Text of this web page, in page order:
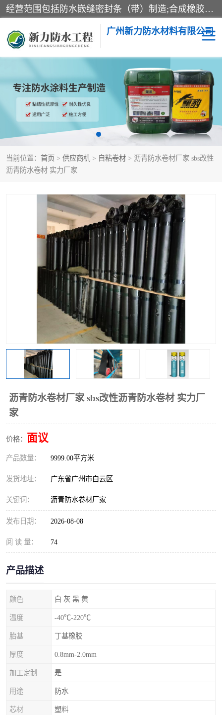
经营范围包括防水嵌缝密封条（带）制造;合成橡胶制造（监控化学品、危险化学品除外）;沥青混合物制造;防水胶粘带制造;其他合成材料制造（监控化学品、危险化学品除外）;涂料制造（监控化学品、危险化学品除外）;建筑结构防水补漏;防水建筑材料制造;粘合剂制造（监控化学品、危险化学品除外）;涂料零售;广州新力防水材料有限公司具有1处分支机构。
广州新力防水材料有限公司
当前位置： 首页 > 供应商机 > 自粘卷材 > 沥青防水卷材厂家 sbs改性
沥青防水卷材 实力厂家
沥青防水卷材厂家 sbs改性沥青防水卷材 实力厂
家
价格： 面议
产品数量： 9999.00平方米
发货地址： 广东省广州市白云区
关键词： 沥青防水卷材厂家
发布日期： 2026-08-08
阅 读 量： 74
产品描述
颜色 白 灰 黑 黄
温度 -40℃-220℃
胎基 丁基橡胶
厚度 0.8mm-2.0mm
加工定制 是
用途 防水
芯材 塑料
黑豹防水胶 建筑108胶水
乳化沥青防水涂料 自粘卷材
非固化橡胶防水涂料